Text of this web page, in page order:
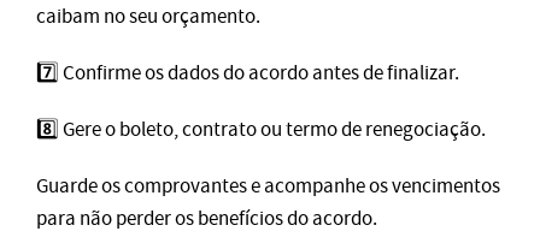
caibam no seu orçamento.
7️⃣ Confirme os dados do acordo antes de finalizar.
8️⃣ Gere o boleto, contrato ou termo de renegociação.
Guarde os comprovantes e acompanhe os vencimentos
para não perder os benefícios do acordo.